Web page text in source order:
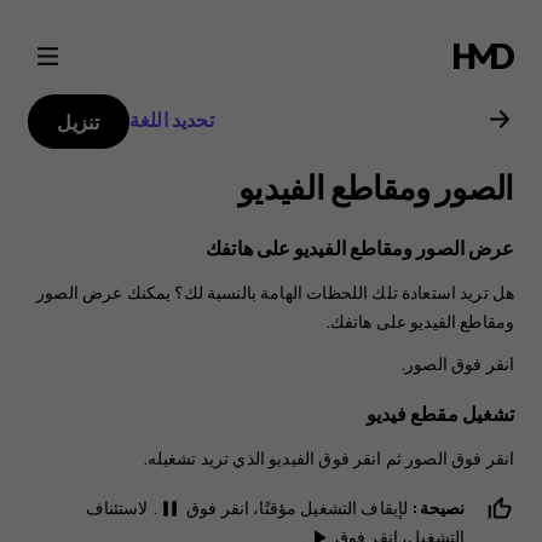
دليل
مستخدم
هاتف
Nokia
8.1
تحديد اللغة تنزيل
الصور ومقاطع الفيديو
عرض الصور ومقاطع الفيديو على هاتفك
هل تريد استعادة تلك اللحظات الهامة بالنسبة لك؟ يمكنك عرض الصور
ومقاطع الفيديو على هاتفك.
انقر فوق الصور .
تشغيل مقطع فيديو
انقر فوق الصور ثم انقر فوق الفيديو الذي تريد تشغيله.
نصيحة: لإيقاف التشغيل مؤقتًا، انقر فوق pause . لاستئناف
التشغيل، انقر فوق
.